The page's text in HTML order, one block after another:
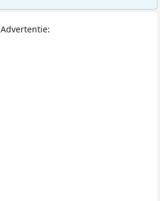
Advertentie: